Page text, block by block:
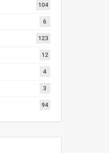
104
6
123
12
4
3
94